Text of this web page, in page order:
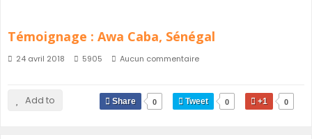
Témoignage : Awa Caba, Sénégal
24 avril 2018 5905 Aucun commentaire
Add to Share 0 Tweet 0 +1 0